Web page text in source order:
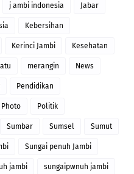
j ambi indonesia Jabar
Kebersihan
Kerinci Jambi Kesehatan
merangin News
Pendidikan
Photo Politik
Sumbar Sumsel Sumut
Sungai penuh Jambi
jambi sungaipwnuh jambi